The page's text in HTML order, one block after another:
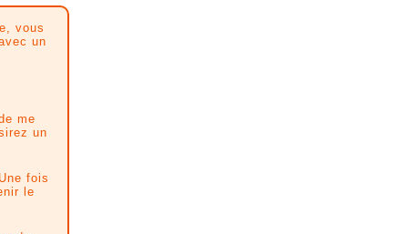
vous
un
me
un
fois
le